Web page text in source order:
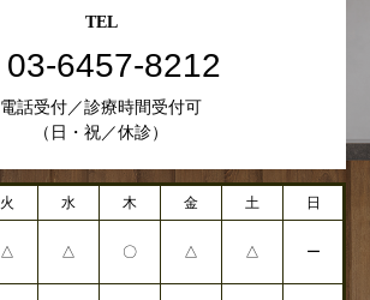
TEL
03-6457-8212
電話受付／診療時間受付可
（日・祝／休診）
火 水 木 金 土 日
△ △ 〇 △ △ ー